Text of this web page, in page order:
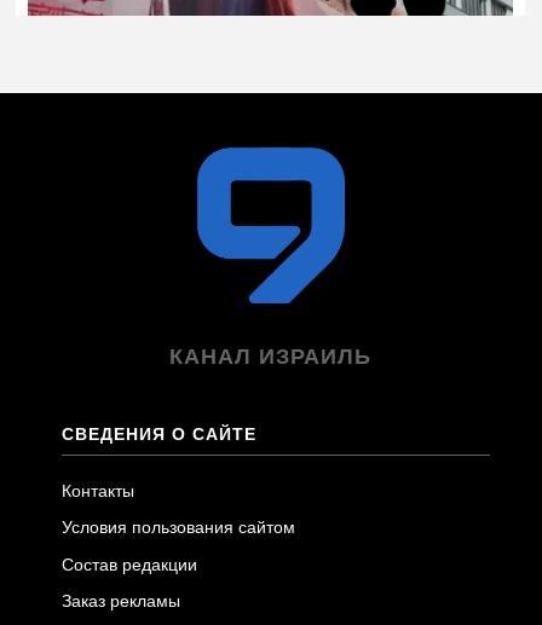
КАНАЛ ИЗРАИЛЬ
СВЕДЕНИЯ О САЙТЕ
Контакты
Условия пользования сайтом
Состав редакции
Заказ рекламы